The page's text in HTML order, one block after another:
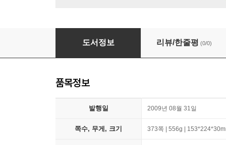
분단 재조명
도서정보 리뷰/한줄평 (0/0)
품목정보
발행일 2009년 08월 31일
쪽수, 무게, 크기 373쪽 | 556g |